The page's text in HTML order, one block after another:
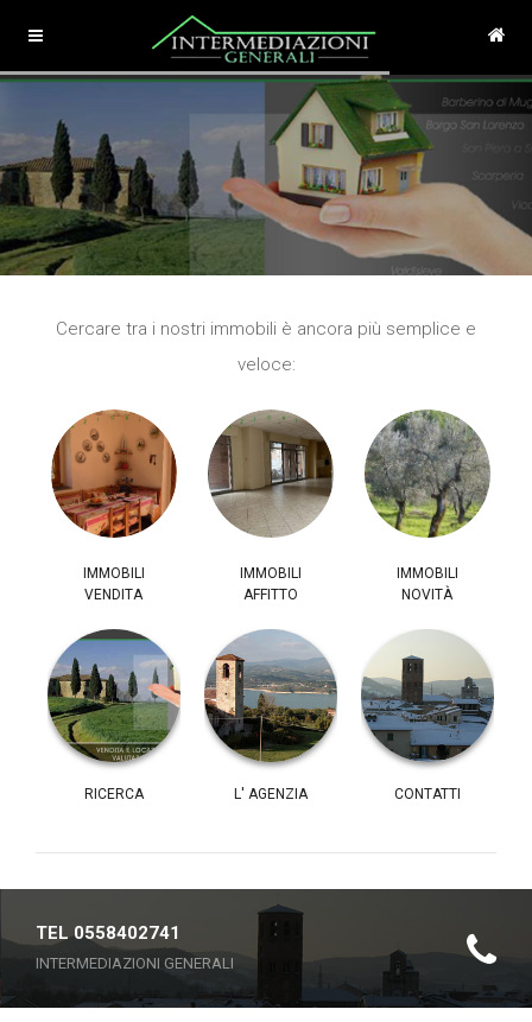
Cercare tra i nostri immobili è ancora più semplice e
veloce:
IMMOBILI
VENDITA
IMMOBILI
AFFITTO
IMMOBILI
NOVITÀ
RICERCA L' AGENZIA CONTATTI
TEL 0558402741
INTERMEDIAZIONI GENERALI